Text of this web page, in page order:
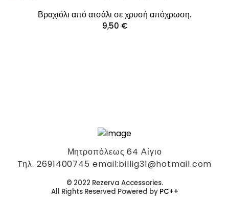
Βραχιόλι από ατσάλι σε χρυσή απόχρωση.
9,50 €
Μητροπόλεως 64 Αίγιο
Tηλ. 2691400745 email:billig31@hotmail.com
© 2022 Rezerva Accessories.
All Rights Reserved Powered by PC++